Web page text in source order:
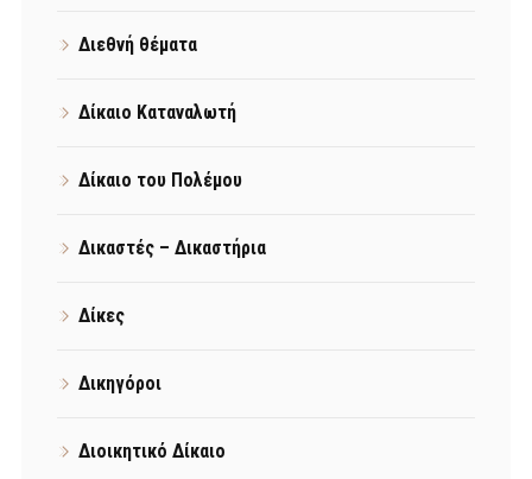
Διεθνή θέματα
Δίκαιο Καταναλωτή
Δίκαιο του Πολέμου
Δικαστές – Δικαστήρια
Δίκες
Δικηγόροι
Διοικητικό Δίκαιο